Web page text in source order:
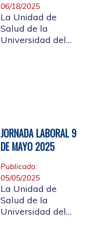
06/18/2025
La Unidad de
Salud de la
Universidad del
Universitaria
Afiliada a
participar en ellos.
JORNADA LABORAL 9
DE MAYO 2025
Publicado:
05/05/2025
La Unidad de
Salud de la
Universidad del